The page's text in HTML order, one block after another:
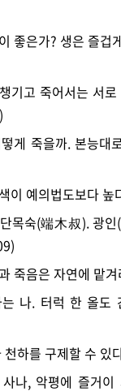
좋은가? 생은 즐겁
기고 죽어서는 서
게 죽을까. 본능대
이 예의법도보다 높
목숙(端木叔). 광
죽음은 자연에 맡
나. 터럭 한 올도
천하를 구제할 수 있
나, 악평에 즐거이